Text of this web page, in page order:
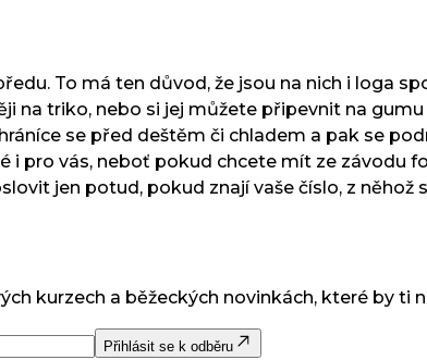
To má ten důvod, že jsou na nich i loga
na triko, nebo si jej můžete připevnit na
se před deštěm či chladem a pak se
i pro vás, neboť pokud chcete mít ze závodu
jen potud, pokud znají vaše číslo, z něhož
kurzech a běžeckých novinkách, které by ti
Přihlásit se k odběru